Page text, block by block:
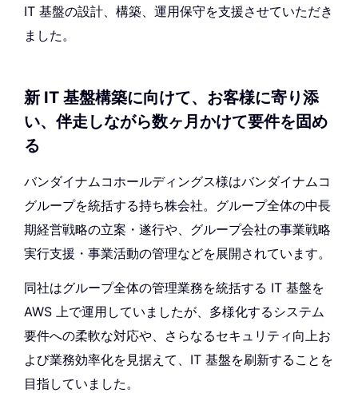
IT 基盤の設計、構築、運用保守を支援させていただき
ました。
新 IT 基盤構築に向けて、お客様に寄り添
い、伴走しながら数ヶ月かけて要件を固め
る
バンダイナムコホールディングス様はバンダイナムコ
グループを統括する持ち株会社。グループ全体の中長
期経営戦略の立案・遂行や、グループ会社の事業戦略
実行支援・事業活動の管理などを展開されています。
同社はグループ全体の管理業務を統括する IT 基盤を
AWS 上で運用していましたが、多様化するシステム
要件への柔軟な対応や、さらなるセキュリティ向上お
よび業務効率化を見据えて、IT 基盤を刷新することを
目指していました。